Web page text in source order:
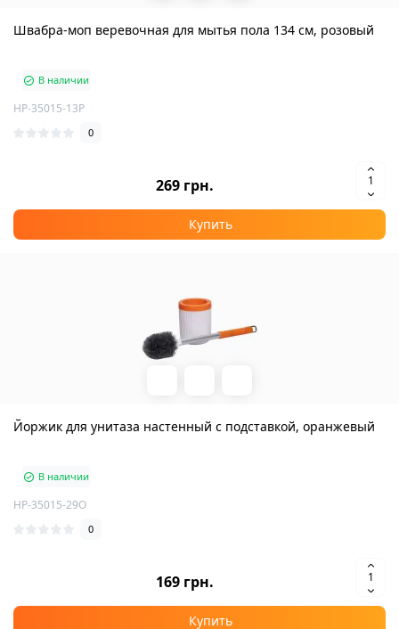
Швабра-моп веревочная для мытья пола 134 см, розовый
В наличии
HP-35015-13P
0
269 грн.
Купить
Йоржик для унитаза настенный с подставкой, оранжевый
В наличии
HP-35015-29O
0
169 грн.
Купить